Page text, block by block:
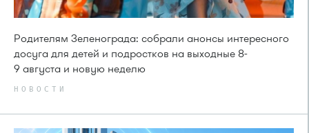
Родителям Зеленограда: собрали анонсы интересного
досуга для детей и подростков на выходные 8-
9 августа и новую неделю
НОВОСТИ